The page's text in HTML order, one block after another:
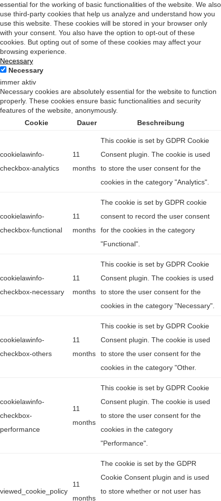
essential for the working of basic functionalities of the website. We also
use third-party cookies that help us analyze and understand how you
use this website. These cookies will be stored in your browser only
with your consent. You also have the option to opt-out of these
cookies. But opting out of some of these cookies may affect your
browsing experience.
Necessary
Necessary
immer aktiv
Necessary cookies are absolutely essential for the website to function
properly. These cookies ensure basic functionalities and security
features of the website, anonymously.
Cookie
Dauer Beschreibung
cookielawinfo-
checkbox-analytics
11
months
This cookie is set by GDPR Cookie
Consent plugin. The cookie is used
to store the user consent for the
cookies in the category "Analytics".
cookielawinfo-
checkbox-functional
11
months
The cookie is set by GDPR cookie
consent to record the user consent
for the cookies in the category
"Functional".
cookielawinfo-
checkbox-necessary
11
months
This cookie is set by GDPR Cookie
Consent plugin. The cookies is used
to store the user consent for the
cookies in the category "Necessary".
cookielawinfo-
checkbox-others
11
months
This cookie is set by GDPR Cookie
Consent plugin. The cookie is used
to store the user consent for the
cookies in the category "Other.
cookielawinfo-
checkbox-
performance
11
months
This cookie is set by GDPR Cookie
Consent plugin. The cookie is used
to store the user consent for the
cookies in the category
"Performance".
viewed_cookie_policy
11
months
The cookie is set by the GDPR
Cookie Consent plugin and is used
to store whether or not user has